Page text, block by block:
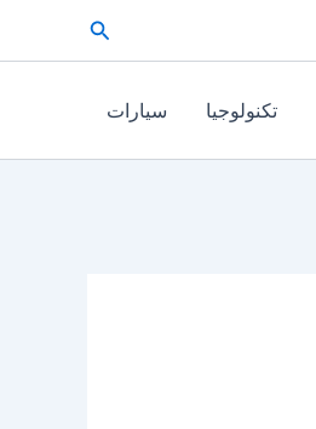
البحث
تكنولوجيا سيارات